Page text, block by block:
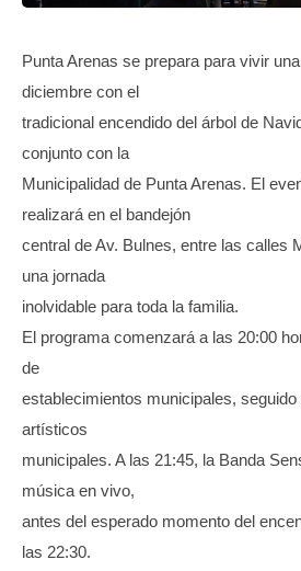
TRANSPARENCIA
Punta Arenas se prepara para vivir
diciembre con el
tradicional encendido del árbol de
conjunto con la
Municipalidad de Punta Arenas. El
realizará en el bandejón
central de Av. Bulnes, entre las calles
una jornada
inolvidable para toda la familia.
El programa comenzará a las 20:00
de
establecimientos municipales,
artísticos
municipales. A las 21:45, la Banda
música en vivo,
antes del esperado momento del
las 22:30.